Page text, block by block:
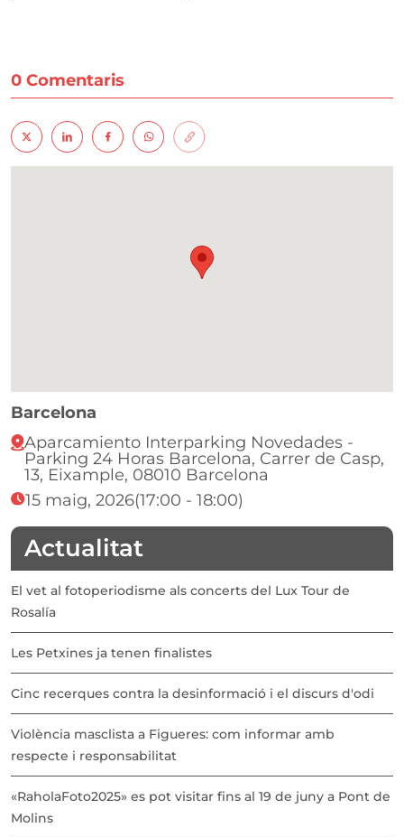
0 Comentaris
Barcelona
Aparcamiento Interparking Novedades -
Parking 24 Horas Barcelona, Carrer de Casp,
13, Eixample, 08010 Barcelona
15 maig, 2026(17:00 - 18:00)
Actualitat
El vet al fotoperiodisme als concerts del Lux Tour de
Rosalía
Les Petxines ja tenen finalistes
Cinc recerques contra la desinformació i el discurs d'odi
Violència masclista a Figueres: com informar amb
respecte i responsabilitat
«RaholaFoto2025» es pot visitar fins al 19 de juny a Pont de
Molins